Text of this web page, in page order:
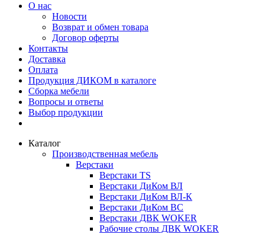
О нас
Новости
Возврат и обмен товара
Договор оферты
Контакты
Доставка
Оплата
Продукция ДИКОМ в каталоге
Сборка мебели
Вопросы и ответы
Выбор продукции
Каталог
Производственная мебель
Верстаки
Верстаки TS
Верстаки ДиКом ВЛ
Верстаки ДиКом ВЛ-К
Верстаки ДиКом ВС
Верстаки ДВК WOKER
Рабочие столы ДВК WOKER